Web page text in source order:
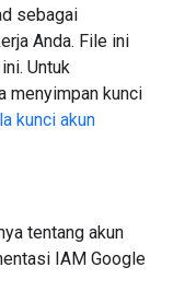
sebagai
Anda. File ini
Untuk
menyimpan kunci
kunci akun
tentang akun
IAM Google